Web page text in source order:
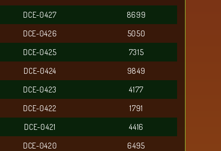
DCE-0427
8699
DCE-0426
5050
DCE-0425
7315
DCE-0424
9849
DCE-0423
4177
DCE-0422
1791
DCE-0421
4416
DCE-0420
6495